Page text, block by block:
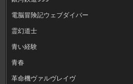
電脳冒険記ウェブダイバー
霊幻道士
青い経験
青春
革命機ヴァルヴレイヴ